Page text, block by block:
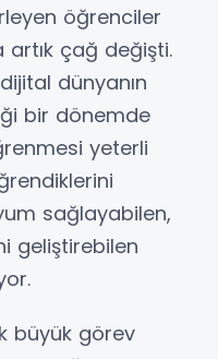
öğrenciler
artık çağ değişti.
dünyanın
bir dönemde
yeterli
sağlayabilen,
geliştirebilen
büyük görev